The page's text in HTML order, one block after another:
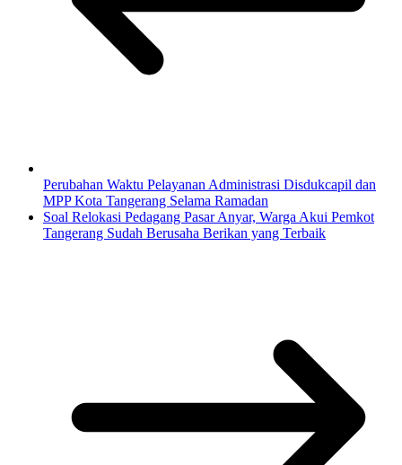
Perubahan Waktu Pelayanan Administrasi Disdukcapil dan
MPP Kota Tangerang Selama Ramadan
Soal Relokasi Pedagang Pasar Anyar, Warga Akui Pemkot
Tangerang Sudah Berusaha Berikan yang Terbaik